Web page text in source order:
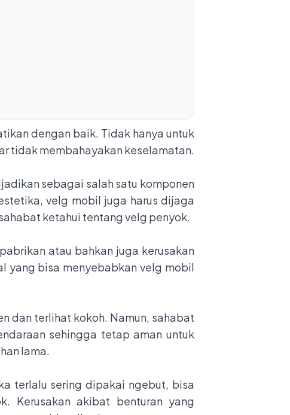
dengan baik. Tidak hanya untuk
tidak membahayakan keselamatan.
sebagai salah satu komponen
velg mobil juga harus dijaga
ketahui tentangvelg penyok.
atau bahkan juga kerusakan
yang bisa menyebabkan velg mobil
dan terlihat kokoh. Namun, sahabat
sehingga tetap aman untuk
lama.
terlalu sering dipakai ngebut, bisa
Kerusakan akibat benturan yang